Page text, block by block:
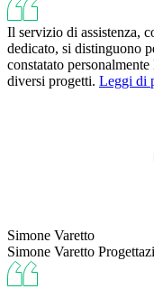
Il servizio di assistenza,
dedicato, si distinguono
constatato
diversi progetti. Leggi di
Simone Varetto
Simone Varetto